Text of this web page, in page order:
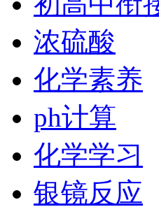
浓硫酸
化学素养
ph计算
化学学习
银镜反应